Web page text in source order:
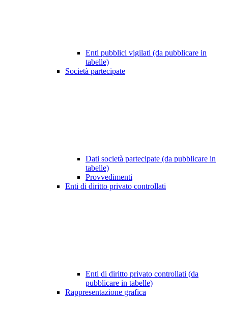
Enti pubblici vigilati (da pubblicare in
tabelle)
Società partecipate
Dati società partecipate (da pubblicare in
tabelle)
Provvedimenti
Enti di diritto privato controllati
Enti di diritto privato controllati (da
pubblicare in tabelle)
Rappresentazione grafica